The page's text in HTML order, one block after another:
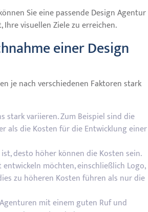
Sie eine passende Design Agentur
visuellen Ziele zu erreichen.
einer Design
je nach verschiedenen Faktoren stark
stark variieren. Zum Beispiel sind die
als die Kosten für die Entwicklung einer
desto höher können die Kosten sein.
möchten, einschließlich Logo,
zu höheren Kosten führen als nur die
mit einem guten Ruf und